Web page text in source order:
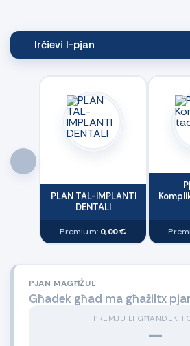
Irċievi l-pjan
PLAN TAL-IMPLANTI
DENTALI
Premium: 0,00 €
PJAN MAGĦŻUL
Għadek għad ma għażiltx
PREMJU LI GĦANDEK
—